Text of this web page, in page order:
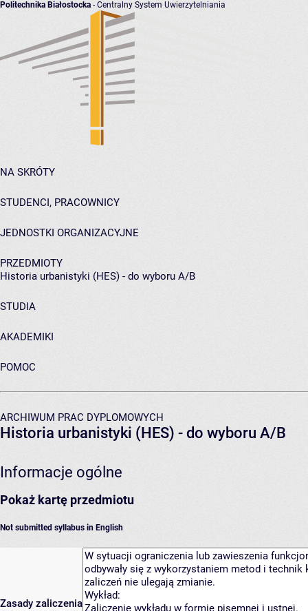
Politechnika Białostocka - Centralny System Uwierzytelniania
NA SKRÓTY
STUDENCI, PRACOWNICY
JEDNOSTKI ORGANIZACYJNE
PRZEDMIOTY
Historia urbanistyki (HES) - do wyboru A/B
STUDIA
AKADEMIKI
POMOC
ARCHIWUM PRAC DYPLOMOWYCH
Historia urbanistyki (HES) - do wyboru A/B
Informacje ogólne
Pokaż kartę przedmiotu
Not submitted syllabus in English
Zasady zaliczenia